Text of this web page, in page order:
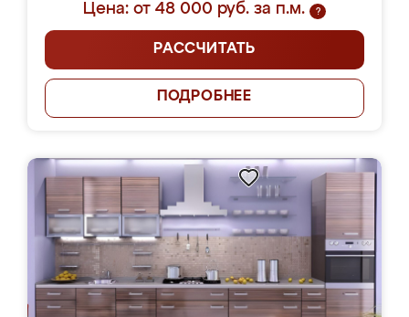
Цена: от 48 000 руб. за п.м.
?
РАССЧИТАТЬ
ПОДРОБНЕЕ